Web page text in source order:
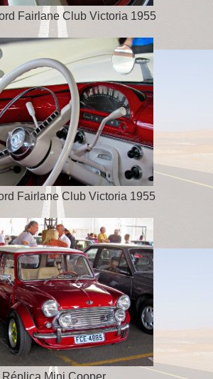
Fairlane Club Victoria 1955
Fairlane Club Victoria 1955
Réplica Mini Cooper